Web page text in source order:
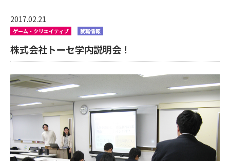
2017.02.21
ゲーム・クリエイティブ 就職情報
株式会社トーセ学内説明会！